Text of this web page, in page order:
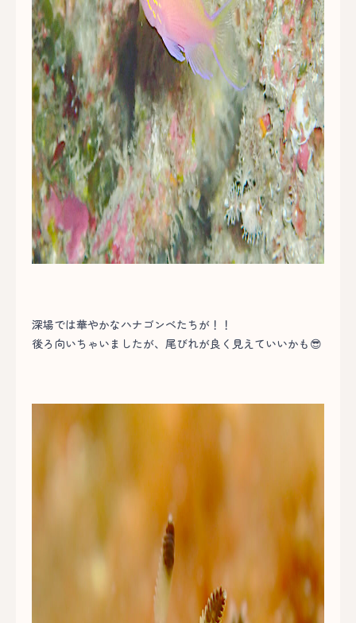
深場では華やかなハナゴンベたちが！！
後ろ向いちゃいましたが、尾びれが良く見えていいかも😎